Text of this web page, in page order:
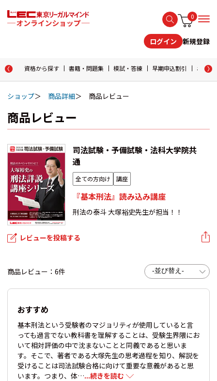
0
ログイン 新規登録
資格から探す 書籍・問題集 模試・答練 早期申込割引 おため
ショップ 商品詳細 商品レビュー
商品レビュー
司法試験・予備試験・法科大学院共
通
全ての方向け 講座
『基本刑法』読み込み講座
刑法の泰斗 大塚裕史先生が担当！！
レビューを投稿する
商品レビュー：6件
おすすめ
基本刑法という受験者のマジョリティが使用していると言
っても過言でない教科書を理解することは、受験生界隈にお
いて相対評価の中で沈まないことと同義であると思いま
す。そこで、著者である大塚先生の思考過程を知り、解説を
受けることは司法試験合格に向けて重要な意義があると思
います。つまり、体…...続きを読む